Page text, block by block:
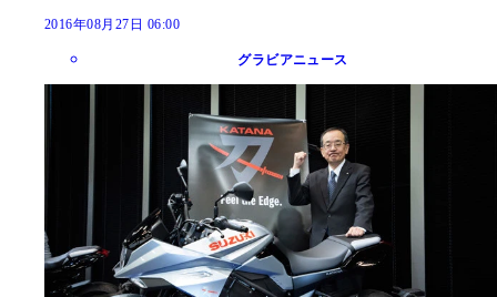
2016年08月27日 06:00
グラビアニュース